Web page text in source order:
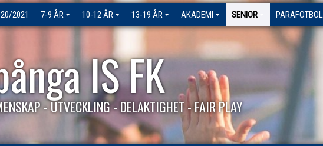
2021 7-9 ÅR 10-12 ÅR 13-19 ÅR AKADEMI SENIOR
IS FK
- UTVECKLING - DELAKTIGHET - FAIR PLAY